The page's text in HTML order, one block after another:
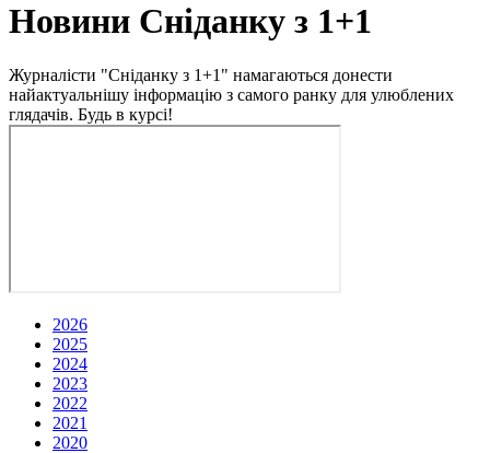
Новини Сніданку з 1+1
Журналісти "Сніданку з 1+1" намагаються донести
найактуальнішу інформацію з самого ранку для улюблених
глядачів. Будь в курсі!
2026
2025
2024
2023
2022
2021
2020